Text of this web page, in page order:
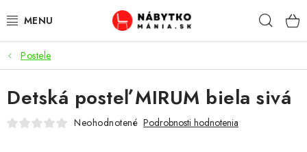
na
VÝPREDAJ
NOVINKY
OBÝVACIA IZBA
Postele
Detská posteľ MIRUM biela sivá
Neohodnotené Podrobnosti hodnotenia